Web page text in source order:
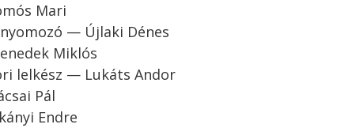
Mari
— Újlaki Dénes
Miklós
lelkész — Lukáts Andor
Pál
Endre